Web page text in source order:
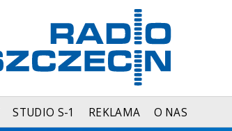
STUDIO S-1 REKLAMA O NAS